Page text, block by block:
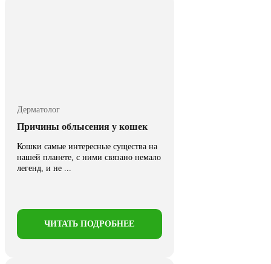
Дерматолог
Причины облысения у кошек
Кошки самые интересные существа на
нашей планете, с ними связано немало
легенд, и не ...
ЧИТАТЬ ПОДРОБНЕЕ